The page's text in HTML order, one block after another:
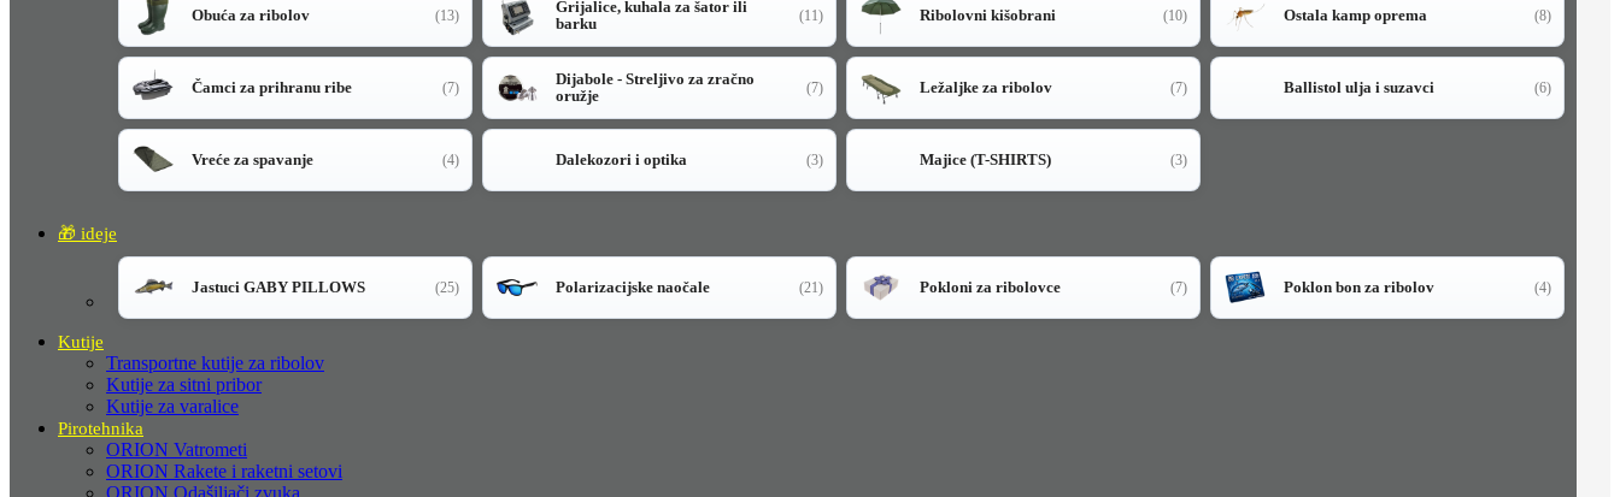
Obuća za ribolov (13)
Grijalice, kuhala za šator ili
barku
(11) Ribolovni kišobrani (10) Ostala kamp oprema (8)
Čamci za prihranu ribe (7)
Dijabole - Streljivo za zračno
oružje
(7) Ležaljke za ribolov (7) Ballistol ulja i suzavci (6)
Vreće za spavanje (4) Dalekozori i optika (3) Majice (T-SHIRTS) (3)
🎁 ideje
Jastuci GABY PILLOWS (25) Polarizacijske naočale (21) Pokloni za ribolovce (7) Poklon bon za ribolov (4)
Kutije
Transportne kutije za ribolov
Kutije za sitni pribor
Kutije za varalice
Pirotehnika
ORION Vatrometi
ORION Rakete i raketni setovi
ORION Odašiljači zvuka